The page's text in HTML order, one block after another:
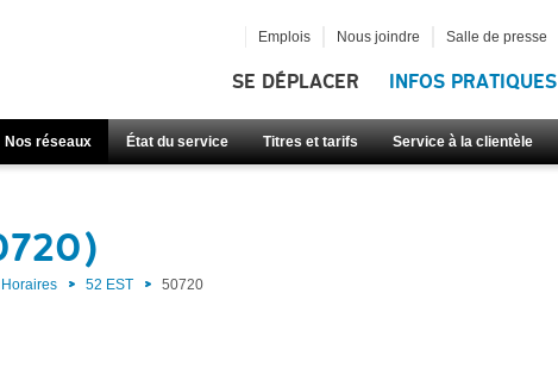
SE DÉPLACER INFOS PRATIQUES
Nos réseaux État du service Titres et tarifs Service à la clientèle
Emplois Nous joindre Salle de presse
Horaires 52 EST 50720